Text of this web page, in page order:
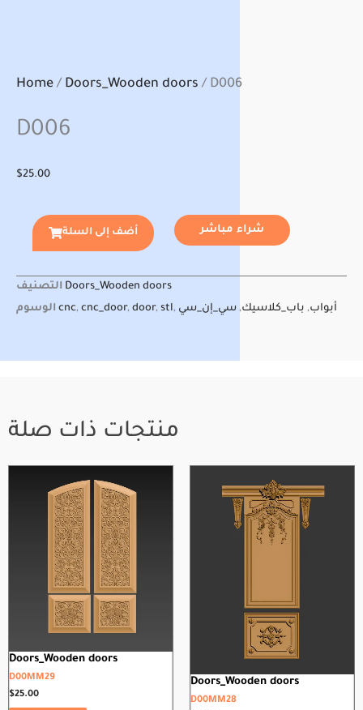
Home / Doors_Wooden doors / D006
D006
$25.00
أضف إلى السلة شراء مباشر
التصنيف Doors_Wooden doors
الوسوم cnc, cnc_door, door, stl, أبواب, باب_كلاسيك, سي_إن_سي
منتجات ذات صلة
Doors_Wooden doors
D00MM29
$25.00
Doors_Wooden doors
D00MM28